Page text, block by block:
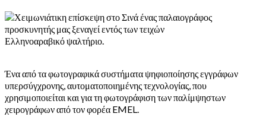
Ελληνοαραβικό ψαλτήριο.
Ένα από τα φωτογραφικά συστήματα ψηφιοποίησης εγγράφων
υπερσύγχρονης, αυτοματοποιημένης τεχνολογίας, που
χρησιμοποιείται και για τη φωτογράφιση των παλίμψηστων
χειρογράφων από τον φορέα EMEL.